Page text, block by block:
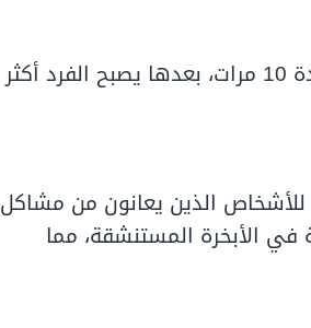
أكدت العديد من الدراسات عن اضرار السجائر الالكترونية في تعاطيها لمدة 10 مرات، بعدها يصبح الفرد أكثر
للأشخاص الذين يعانون من مشاكل
الأبخرة المستنشقة، مما